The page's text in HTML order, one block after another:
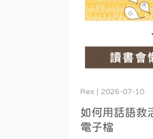
Rex | 2026-07-10
如何用話語救
電子檔